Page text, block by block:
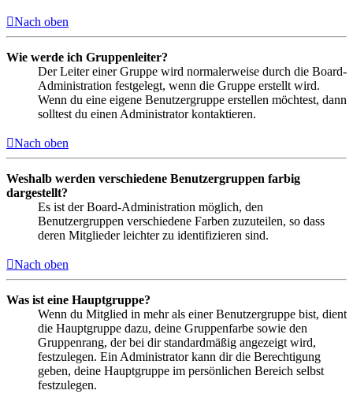
Nach oben
Wie werde ich Gruppenleiter?
Der Leiter einer Gruppe wird normalerweise durch die Board-
Administration festgelegt, wenn die Gruppe erstellt wird.
Wenn du eine eigene Benutzergruppe erstellen möchtest, dann
solltest du einen Administrator kontaktieren.
Nach oben
Weshalb werden verschiedene Benutzergruppen farbig
dargestellt?
Es ist der Board-Administration möglich, den
Benutzergruppen verschiedene Farben zuzuteilen, so dass
deren Mitglieder leichter zu identifizieren sind.
Nach oben
Was ist eine Hauptgruppe?
Wenn du Mitglied in mehr als einer Benutzergruppe bist, dient
die Hauptgruppe dazu, deine Gruppenfarbe sowie den
Gruppenrang, der bei dir standardmäßig angezeigt wird,
festzulegen. Ein Administrator kann dir die Berechtigung
geben, deine Hauptgruppe im persönlichen Bereich selbst
festzulegen.